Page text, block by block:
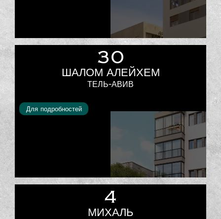
30
ШАЛОМ АЛЕЙХЕМ
ТЕЛЬ-АВИВ
Для подробностей
4
МИХАЛЬ